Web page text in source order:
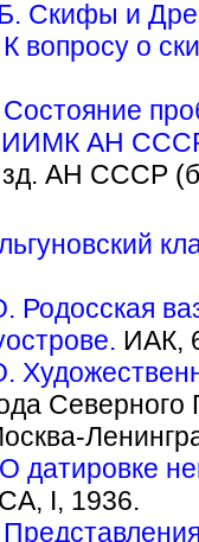
Скифы и
вопросу о
ИИМК АН
АН СССР
Родосская
ИАК,
датировке
СА, I, 1936.